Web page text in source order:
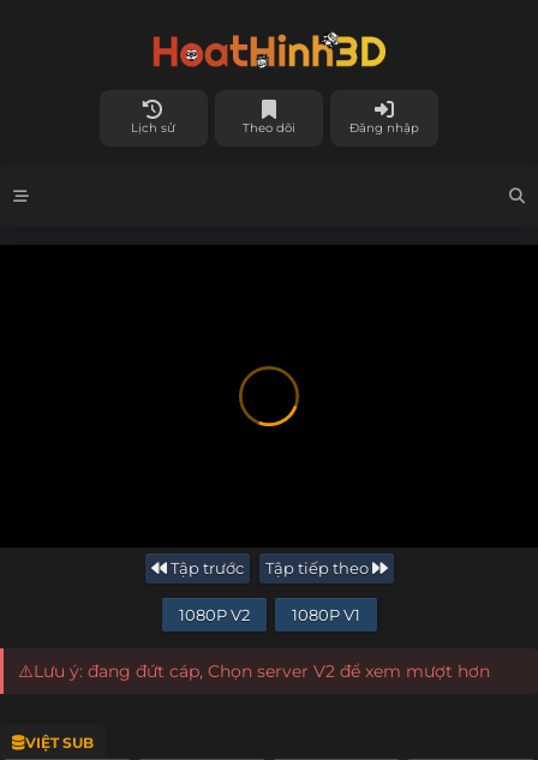
Lịch sử Theo dõi Đăng nhập
Tập trước Tập tiếp theo
1080P V2 1080P V1
⚠️Lưu ý: đang đứt cáp, Chọn server V2 để xem mượt hơn
VIỆT SUB